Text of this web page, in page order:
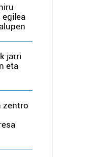
jarri
eta
zentro